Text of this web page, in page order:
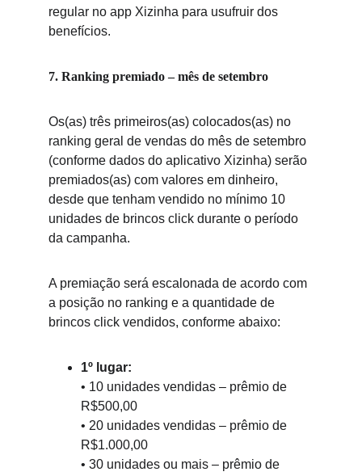
regular no app Xizinha para usufruir dos
benefícios.
7. Ranking premiado – mês de setembro
Os(as) três primeiros(as) colocados(as) no
ranking geral de vendas do mês de setembro
(conforme dados do aplicativo Xizinha) serão
premiados(as) com valores em dinheiro,
desde que tenham vendido no mínimo 10
unidades de brincos click durante o período
da campanha.
A premiação será escalonada de acordo com
a posição no ranking e a quantidade de
brincos click vendidos, conforme abaixo:
1º lugar:
• 10 unidades vendidas – prêmio de
R$500,00
• 20 unidades vendidas – prêmio de
R$1.000,00
• 30 unidades ou mais – prêmio de